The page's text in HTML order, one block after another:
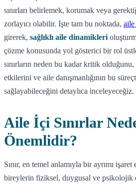
sınırları belirlemek, korumak veya
zorlayıcı olabilir. İşte tam bu noktada, aile
girerek, sağlıklı aile dinamikleri
çözme konusunda yol gösterici bir rol
sınırların neden bu kadar kritik olduğunu,
etkilerini ve aile danışmanlığının bu
sağlayabileceğini detaylıca inceleyeceğiz.
Aile İçi Sınırlar
Önemlidir?
Sınır, en temel anlamıyla bir ayrımı
bireylerin fiziksel, duygusal ve psikolojik